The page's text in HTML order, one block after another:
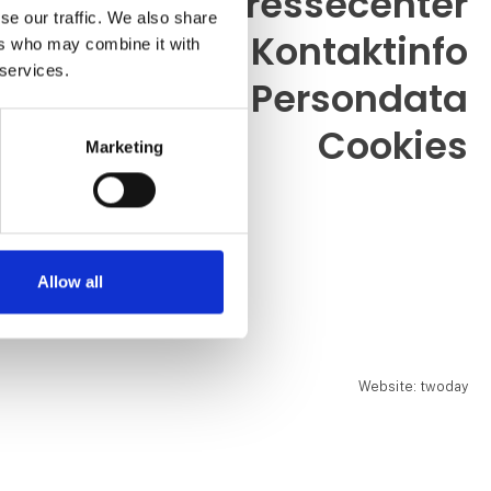
our traffic. We also share
who may combine it with
Marketing
Allow all
- 19.30
- 17.00
Kontaktinfo
Persondata
Cookies
Website: twoday